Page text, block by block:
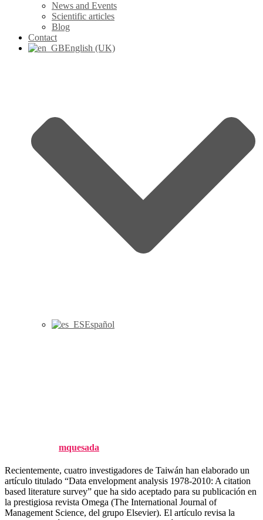
News and Events
Scientific articles
Blog
Contact
English (UK)
Español
mquesada
Recientemente, cuatro investigadores de Taiwán han elaborado un
artículo titulado “Data envelopment analysis 1978-2010: A citation
based literature survey” que ha sido aceptado para su publicación en
la prestigiosa revista Omega (The International Journal of
Management Science, del grupo Elsevier). El artículo revisa la